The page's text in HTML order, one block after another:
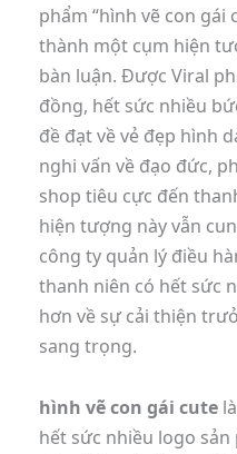
phẩm “hình vẽ con gái
thành một cụm hiện
bàn luận. Được Viral
đồng, hết sức nhiều
đề đạt về vẻ đẹp hình
nghi vấn về đạo đức,
shop tiêu cực đến
hiện tượng này vẫn
công ty quản lý điều
thanh niên có hết sức
hơn về sự cải thiện
sang trọng.
hình vẽ con gái cute
hết sức nhiều logo